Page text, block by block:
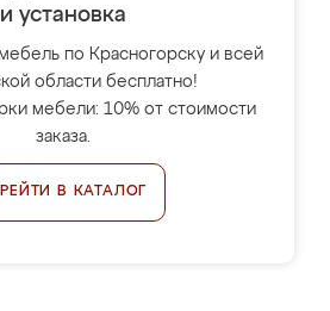
и установка
по Красногорску и всей
области бесплатно!
мебели: 10% от стоимости
заказа.
В КАТАЛОГ